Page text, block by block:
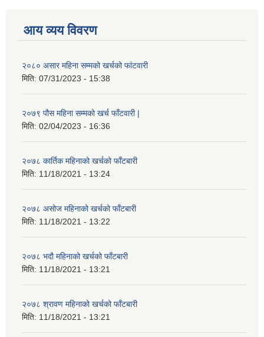
आय व्यय विवरण
२०८० असार महिना सम्मको खर्चको फांटवारी
मिति: 07/31/2023 - 15:38
२०७९ पौस महिना सम्मको खर्च फाँटवारी |
मिति: 02/04/2023 - 16:36
२०७८ कार्तिक महिनाको खर्चको फाँटबारी
मिति: 11/18/2021 - 13:24
२०७८ असोज महिनाको खर्चको फाँटबारी
मिति: 11/18/2021 - 13:22
२०७८ भदौ महिनाको खर्चको फाँटबारी
मिति: 11/18/2021 - 13:21
२०७८ श्रावण महिनाको खर्चको फाँटबारी
मिति: 11/18/2021 - 13:21